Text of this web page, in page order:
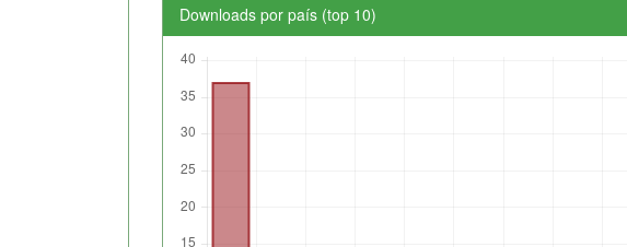
Downloads por país (top 10)